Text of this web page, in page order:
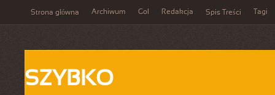
Strona główna Archiwum Gol Redakcja Spis Treści Tagi
SZYBKO